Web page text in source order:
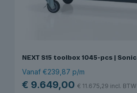
NEXT S15 toolbox 1045-pcs | Sonic
Vanaf €239,87 p/m
€ 9.649,00 € 11.675,29 incl. BTW